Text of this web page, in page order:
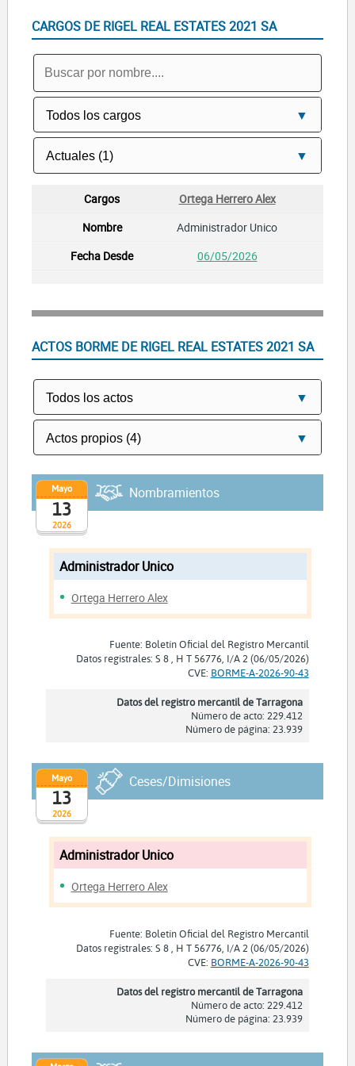
CARGOS DE RIGEL REAL ESTATES 2021 SA
Ortega Herrero Alex
Administrador Unico
06/05/2026
ACTOS BORME DE RIGEL REAL ESTATES 2021 SA
2026
Mayo
13
Nombramientos
Administrador Unico
Ortega Herrero Alex
Fuente: Boletín Oficial del Registro Mercantil
Datos registrales: S 8 , H T 56776, I/A 2 (06/05/2026)
CVE: BORME-A-2026-90-43
Datos del registro mercantil de Tarragona
Número de acto: 229.412
Número de página: 23.939
2026
Mayo
13
Ceses/Dimisiones
Administrador Unico
Ortega Herrero Alex
Fuente: Boletín Oficial del Registro Mercantil
Datos registrales: S 8 , H T 56776, I/A 2 (06/05/2026)
CVE: BORME-A-2026-90-43
Datos del registro mercantil de Tarragona
Número de acto: 229.412
Número de página: 23.939